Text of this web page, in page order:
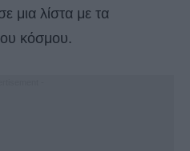
μια λίστα με τα
κόσμου.